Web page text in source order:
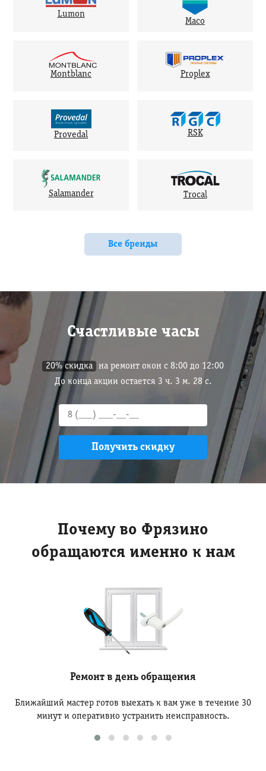
Lumon
Maco
Montblanc Proplex
Provedal RSK
Salamander Trocal
Все бренды
Счастливые часы
20% скидка
на ремонт окон с 8:00 до 12:00
До конца акции остается 3 ч. 3 м. 27с.
Почему во Фрязино
обращаются именно к нам
Ремонт в день обращения
Ближайший мастер готов выехать к вам уже в течение 30
минут и оперативно устранить неисправность.